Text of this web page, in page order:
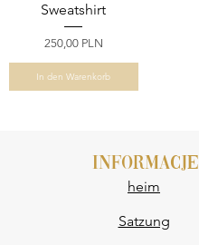
Sweatshirt
Preis
250,00 PLN
In den Warenkorb
INFORMACJE
heim
Satzung